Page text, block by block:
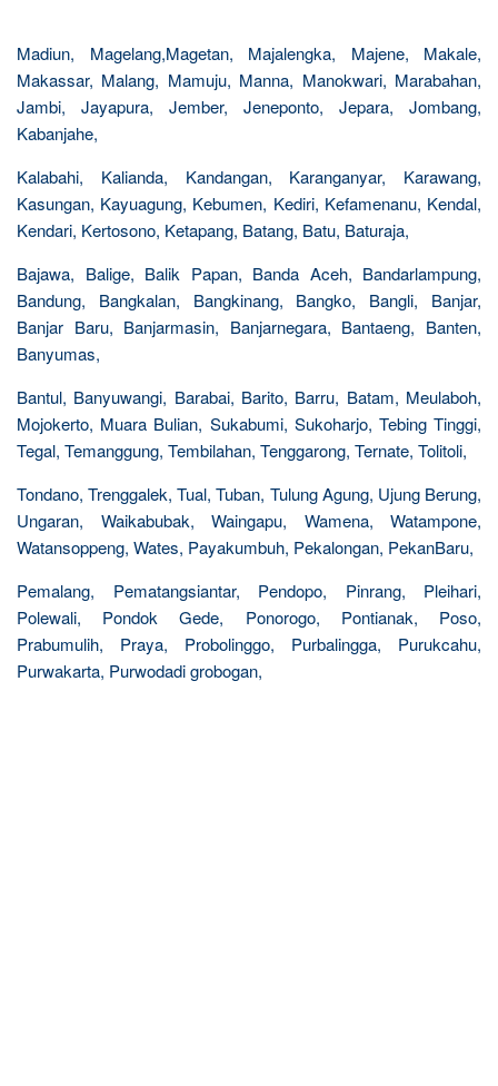
Madiun, Magelang,Magetan, Majalengka, Majene, Makale,
Makassar, Malang, Mamuju, Manna, Manokwari, Marabahan,
Jambi, Jayapura, Jember, Jeneponto, Jepara, Jombang,
Kabanjahe,
Kalabahi, Kalianda, Kandangan, Karanganyar, Karawang,
Kasungan, Kayuagung, Kebumen, Kediri, Kefamenanu, Kendal,
Kendari, Kertosono, Ketapang, Batang, Batu, Baturaja,
Bajawa, Balige, Balik Papan, Banda Aceh, Bandarlampung,
Bandung, Bangkalan, Bangkinang, Bangko, Bangli, Banjar,
Banjar Baru, Banjarmasin, Banjarnegara, Bantaeng, Banten,
Banyumas,
Bantul, Banyuwangi, Barabai, Barito, Barru, Batam, Meulaboh,
Mojokerto, Muara Bulian, Sukabumi, Sukoharjo, Tebing Tinggi,
Tegal, Temanggung, Tembilahan, Tenggarong, Ternate, Tolitoli,
Tondano, Trenggalek, Tual, Tuban, Tulung Agung, Ujung Berung,
Ungaran, Waikabubak, Waingapu, Wamena, Watampone,
Watansoppeng, Wates, Payakumbuh, Pekalongan, PekanBaru,
Pemalang, Pematangsiantar, Pendopo, Pinrang, Pleihari,
Polewali, Pondok Gede, Ponorogo, Pontianak, Poso,
Prabumulih, Praya, Probolinggo, Purbalingga, Purukcahu,
Purwakarta, Purwodadi grobogan,